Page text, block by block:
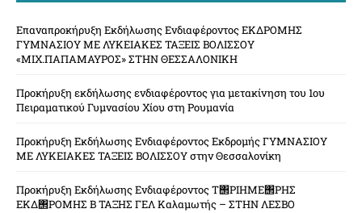
Επαναπροκήρυξη Εκδήλωσης Ενδιαφέροντος ΕΚΔΡΟΜΗΣ
ΓΥΜΝΑΣΙΟΥ ΜΕ ΛΥΚΕΙΑΚΕΣ ΤΑΞΕΙΣ ΒΟΛΙΣΣΟΥ
«ΜΙΧ.ΠΑΠΑΜΑΥΡΟΣ» ΣΤΗΝ ΘΕΣΣΑΛΟΝΙΚΗ
Προκήρυξη εκδήλωσης ενδιαφέροντος για μετακίνηση του 1ου
Πειραματικού Γυμνασίου Χίου στη Ρουμανία
Προκήρυξη Εκδήλωσης Ενδιαφέροντος Εκδρομής ΓΥΜΝΑΣΙΟΥ
ΜΕ ΛΥΚΕΙΑΚΕΣ ΤΑΞΕΙΣ ΒΟΛΙΣΣΟΥ στην Θεσσαλονίκη
Προκήρυξη Εκδήλωσης Ενδιαφέροντος Τ΢ΡΙΗΜΕ΢ΡΗΣ
ΕΚΔ΢ΡΟΜΗΣ Β ΤΑΞΗΣ ΓΕΛ Καλαμωτής – ΣΤΗΝ ΛΕΣΒΟ